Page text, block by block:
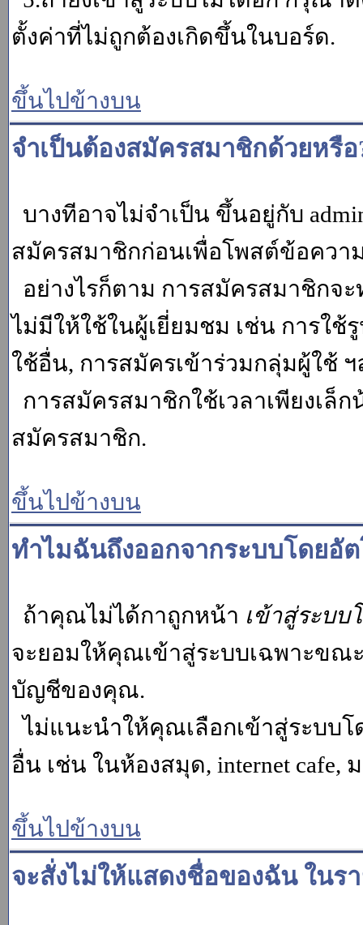
ตั้งค่าที่ไม่ถูกต้องเกิดขึ้นในบอร์ด.
ขึ้นไปข้างบน
จำเป็นต้องสมัครสมาชิกด้วยหรือ
บางทีอาจไม่จำเป็น ขึ้นอยู่กับ
สมัครสมาชิกก่อนเพื่อโพสต์ข้อควา
อย่างไรก็ตาม การสมัครสมาชิก
ไม่มีให้ใช้ในผู้เยี่ยมชม เช่น การใช้
ใช้อื่น, การสมัครเข้าร่วมกลุ่มผู้ใช้ ฯ
การสมัครสมาชิกใช้เวลาเพียงเ
สมัครสมาชิก.
ขึ้นไปข้างบน
ทำไมฉันถึงออกจากระบบโดยอั
ถ้าคุณไม่ได้กาถูกหน้า เข้าสู่ระบ
จะยอมให้คุณเข้าสู่ระบบเฉพาะขณ
บัญชีของคุณ.
ไม่แนะนำให้คุณเลือกเข้าสู่ระบบ
อื่น เช่น ในห้องสมุด, internet cafe,
ขึ้นไปข้างบน
จะสั่งไม่ให้แสดงชื่อของฉัน ในร